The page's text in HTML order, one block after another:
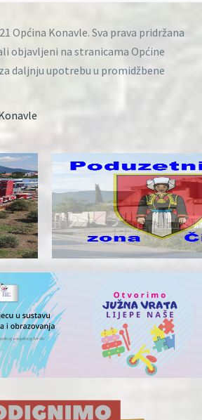
Općina Konavle. Sva prava pridržana
objavljeni na stranicama Općine
daljnju upotrebu u promidžbene